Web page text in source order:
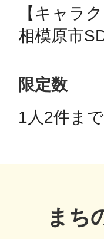
【キャラ
限定数
1人2件まで
まち